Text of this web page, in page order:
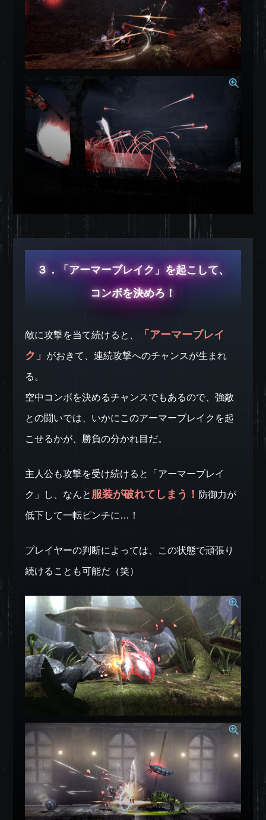
３．「アーマーブレイク」を起こして、
コンボを決めろ！
敵に攻撃を当て続けると、
「アーマーブレイ
ク」
がおきて、連続攻撃へのチャンスが生まれ
る。
空中コンボを決めるチャンスでもあるので、強敵
との闘いでは、いかにこのアーマーブレイクを起
こせるかが、勝負の分かれ目だ。
主人公も攻撃を受け続けると「アーマーブレイ
ク」し、なんと 服装が破れてしまう！ 防御力が
低下して一転ピンチに…！
プレイヤーの判断によっては、この状態で頑張り
続けることも可能だ（笑）